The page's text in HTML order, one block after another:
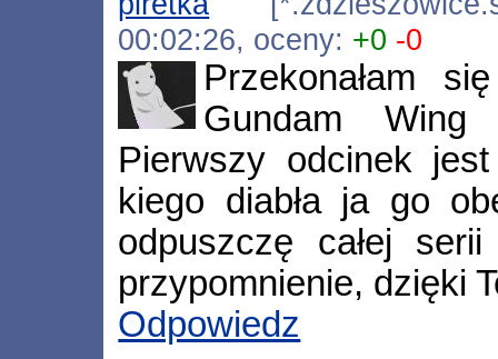
00:02:26, oceny: +0 -0
Przekonałam
Gundam
Pierwszy odcinek
kiego diabła ja go
odpuszczę całej
przypomnienie, dzięki
Odpowiedz